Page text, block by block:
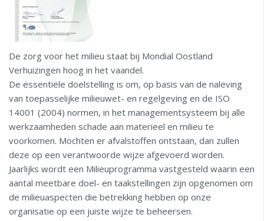
De zorg voor het milieu staat bij Mondial Oostland
Verhuizingen hoog in het vaandel.
De essentiële doelstelling is om, op basis van de naleving
van toepasselijke milieuwet- en regelgeving en de ISO
14001 (2004) normen, in het managementsysteem bij alle
werkzaamheden schade aan materieel en milieu te
voorkomen. Mochten er afvalstoffen ontstaan, dan zullen
deze op een verantwoorde wijze afgevoerd worden.
Jaarlijks wordt een Milieuprogramma vastgesteld waarin een
aantal meetbare doel- en taakstellingen zijn opgenomen om
de milieuaspecten die betrekking hebben op onze
organisatie op een juiste wijze te beheersen.